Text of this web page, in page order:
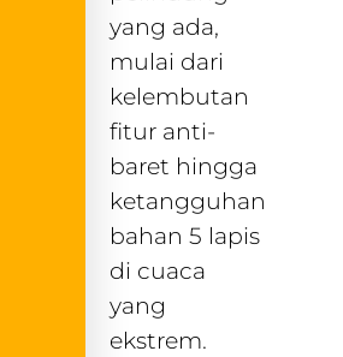
yang ada,
mulai dari
kelembutan
fitur anti-
baret hingga
ketangguhan
bahan 5 lapis
di cuaca
yang
ekstrem.